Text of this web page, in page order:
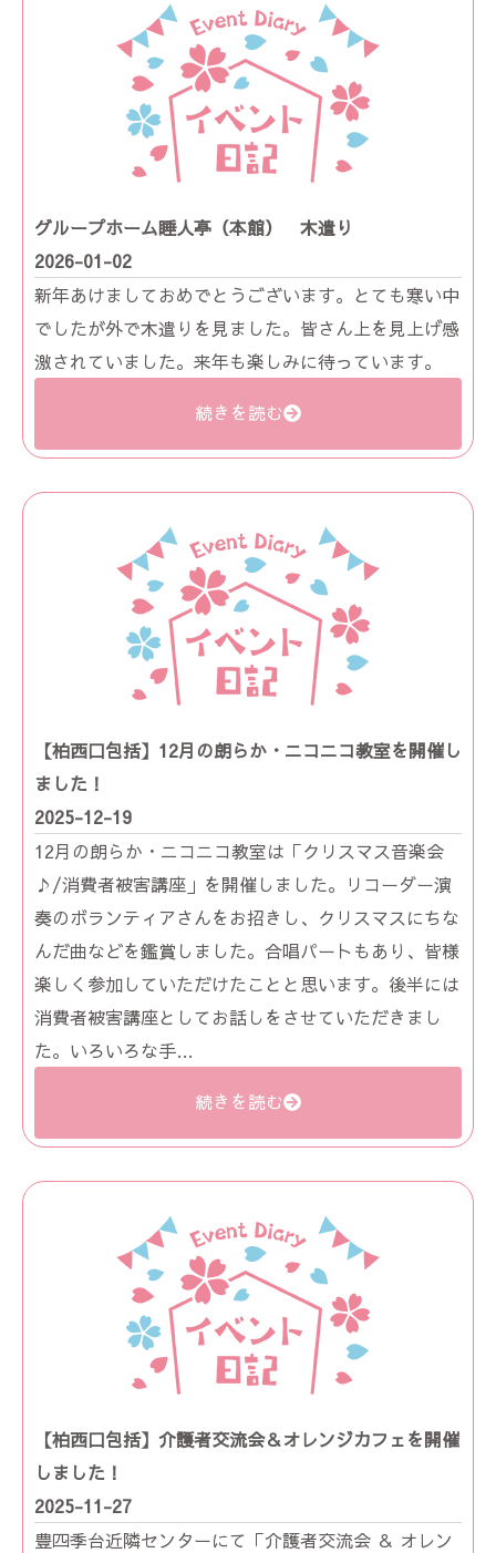
グループホーム睡人亭（本館） 木遣り
2026-01-02
新年あけましておめでとうございます。とても寒い中
でしたが外で木遣りを見ました。皆さん上を見上げ感
激されていました。来年も楽しみに待っています。
続きを読む
【柏西口包括】12月の朗らか・ニコニコ教室を開催し
ました！
2025-12-19
12月の朗らか・ニコニコ教室は「クリスマス音楽会
♪/消費者被害講座」を開催しました。リコーダー演
奏のボランティアさんをお招きし、クリスマスにちな
んだ曲などを鑑賞しました。合唱パートもあり、皆様
楽しく参加していただけたことと思います。後半には
消費者被害講座としてお話しをさせていただきまし
た。いろいろな手…
続きを読む
【柏西口包括】介護者交流会＆オレンジカフェを開催
しました！
2025-11-27
豊四季台近隣センターにて「介護者交流会 ＆ オレン